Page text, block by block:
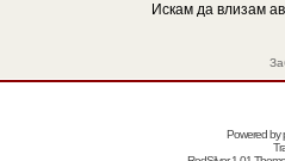
Искам да влизам
Powered by